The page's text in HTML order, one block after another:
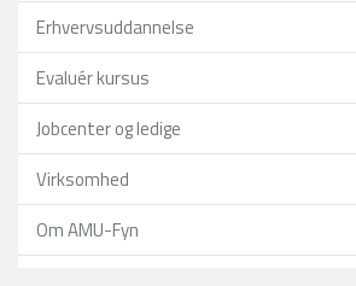
Erhvervsuddannelse
Evaluér kursus
Jobcenter og ledige
Virksomhed
Om AMU-Fyn